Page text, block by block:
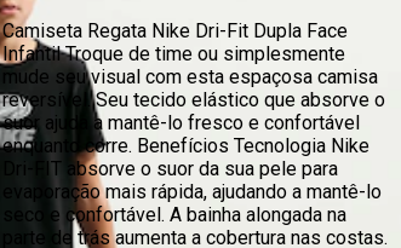
Camiseta Regata Nike Dri-Fit Dupla Face
Infantil Troque de time ou simplesmente
mude seu visual com esta espaçosa camisa
reversível. Seu tecido elástico que absorve o
suor ajuda a mantê-lo fresco e confortável
enquanto corre. Benefícios Tecnologia Nike
Dri-FIT absorve o suor da sua pele para
evaporação mais rápida, ajudando a mantê-lo
seco e confortável. A bainha alongada na
parte de trás aumenta a cobertura nas costas.